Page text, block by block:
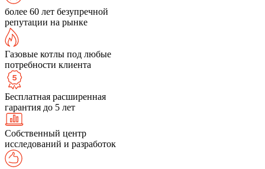
более 60 лет безупречной
репутации на рынке
Газовые котлы под любые
потребности клиента
Бесплатная расширенная
гарантия до 5 лет
Собственный центр
исследований и разработок